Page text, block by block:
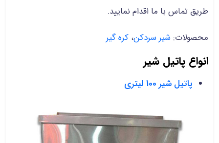
طریق تماس با ما اقدام نمایید.
محصولات: شیر سردکن، کره گیر
انواع پاتیل شیر
پاتیل شیر 100 لیتری